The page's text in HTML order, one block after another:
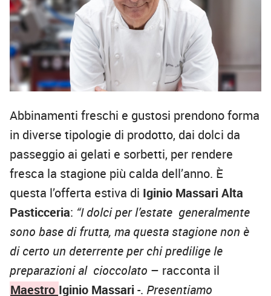
Abbinamenti freschi e gustosi prendono forma
in diverse tipologie di prodotto, dai dolci da
passeggio ai gelati e sorbetti, per rendere
fresca la stagione più calda dell’anno. È
questa l’offerta estiva di Iginio Massari Alta
Pasticceria: “I dolci per l’estate generalmente
sono base di frutta, ma questa stagione non è
di certo un deterrente per chi predilige le
preparazioni al cioccolato – racconta il
Maestro Iginio Massari-. Presentiamo